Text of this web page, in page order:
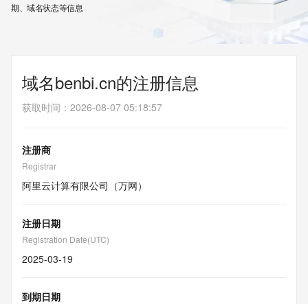
期、域名状态等信息
域名benbi.cn的注册信息
获取时间 ： 2026-08-07 05:18:57
注册商
Registrar
阿里云计算有限公司（万网）
注册日期
Registration Date(UTC)
2025-03-19
到期日期